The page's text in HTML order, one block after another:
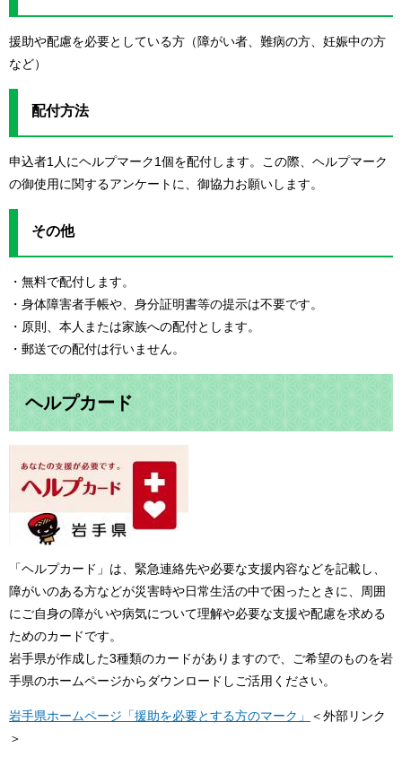
援助や配慮を必要としている方（障がい者、難病の方、妊娠中の方
など）
配付方法
申込者1人にヘルプマーク1個を配付します。この際、ヘルプマーク
の御使用に関するアンケートに、御協力お願いします。
その他
・無料で配付します。
・身体障害者手帳や、身分証明書等の提示は不要です。
・原則、本人または家族への配付とします。
・郵送での配付は行いません。
ヘルプカード
「ヘルプカード」は、緊急連絡先や必要な支援内容などを記載し、
障がいのある方などが災害時や日常生活の中で困ったときに、周囲
にご自身の障がいや病気について理解や必要な支援や配慮を求める
ためのカードです。
岩手県が作成した3種類のカードがありますので、ご希望のものを岩
手県のホームページからダウンロードしご活用ください。
岩手県ホームページ「援助を必要とする方のマーク」
＜外部リンク
＞